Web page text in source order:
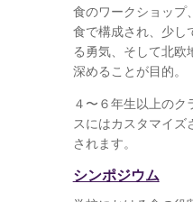
食のワークショップ
食で構成され、少し
る勇気、そして北欧
深めることが目的。
４〜６年生以上のク
スにはカスタマイズ
されます。
シンポジウム